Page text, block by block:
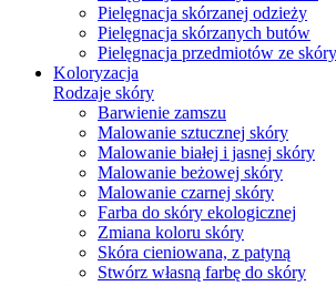
Pielęgnacja skórzanej odzieży
Pielęgnacja skórzanych butów
Pielęgnacja przedmiotów ze skóry
Koloryzacja
Rodzaje skóry
Barwienie zamszu
Malowanie sztucznej skóry
Malowanie białej i jasnej skóry
Malowanie beżowej skóry
Malowanie czarnej skóry
Farba do skóry ekologicznej
Zmiana koloru skóry
Skóra cieniowana, z patyną
Stwórz własną farbę do skóry